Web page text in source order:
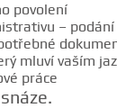
povolení
–
mluví vaším
práce